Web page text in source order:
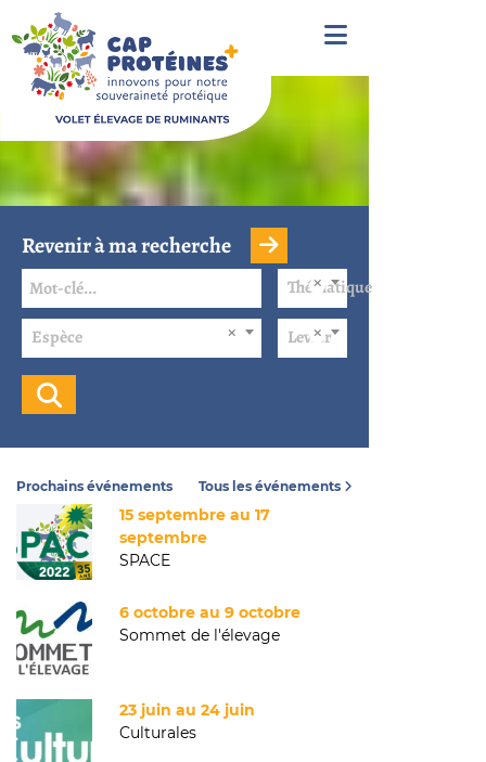
Revenir à ma recherche
Thématique
Espèce Levier
Prochains événements
15 septembre au 17
septembre
SPACE
6 octobre au 9 octobre
Sommet de l'élevage
23 juin au 24 juin
Culturales
Tous les événements